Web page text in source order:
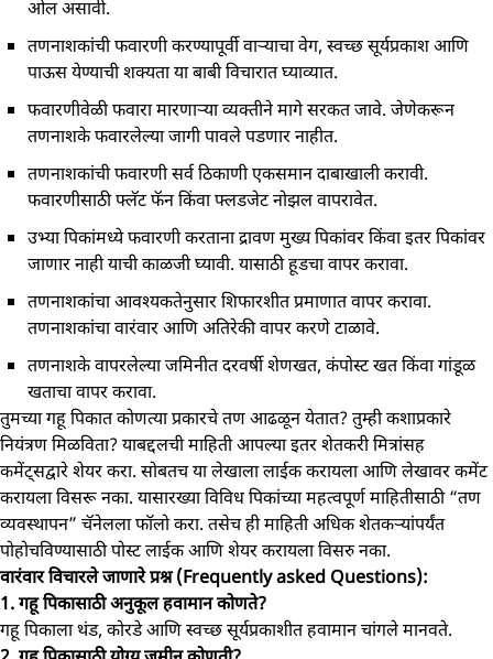
ओल असावी.
तणनाशकांची फवारणी करण्यापूर्वी वाऱ्याचा वेग, स्वच्छ सूर्यप्रकाश आणि
पाऊस येण्याची शक्यता या बाबी विचारात घ्याव्यात.
फवारणीवेळी फवारा मारणाऱ्या व्यक्तीने मागे सरकत जावे. जेणेकरून
तणनाशके फवारलेल्या जागी पावले पडणार नाहीत.
तणनाशकांची फवारणी सर्व ठिकाणी एकसमान दाबाखाली करावी.
फवारणीसाठी फ्लॅट फॅन किंवा फ्लडजेट नोझल वापरावेत.
उभ्या पिकांमध्ये फवारणी करताना द्रावण मुख्य पिकांवर किंवा इतर पिकांवर
जाणार नाही याची काळजी घ्यावी. यासाठी हूडचा वापर करावा.
तणनाशकांचा आवश्यकतेनुसार शिफारशीत प्रमाणात वापर करावा.
तणनाशकांचा वारंवार आणि अतिरेकी वापर करणे टाळावे.
तणनाशके वापरलेल्या जमिनीत दरवर्षी शेणखत, कंपोस्ट खत किंवा गांडूळ
खताचा वापर करावा.
तुमच्या गहू पिकात कोणत्या प्रकारचे तण आढळून येतात? तुम्ही कशाप्रकारे
नियंत्रण मिळविता? याबद्दलची माहिती आपल्या इतर शेतकरी मित्रांसह
कमेंट्सद्वारे शेयर करा. सोबतच या लेखाला लाईक करायला आणि लेखावर कमेंट
करायला विसरू नका. यासारख्या विविध पिकांच्या महत्वपूर्ण माहितीसाठी “तण
व्यवस्थापन” चॅनेलला फॉलो करा. तसेच ही माहिती अधिक शेतकऱ्यांपर्यंत
पोहोचविण्यासाठी पोस्ट लाईक आणि शेयर करायला विसरु नका.
वारंवार विचारले जाणारे प्रश्न (Frequently asked Questions):
1. गहू पिकासाठी अनुकूल हवामान कोणते?
गहू पिकाला थंड, कोरडे आणि स्वच्छ सूर्यप्रकाशीत हवामान चांगले मानवते.